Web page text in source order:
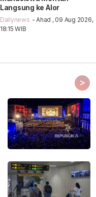
Langsung ke Alor
Dailynews - Ahad , 09 Aug 2026,
18:15 WIB
>